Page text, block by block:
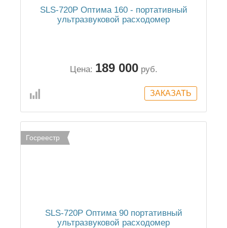
SLS-720P Оптима 160 - портативный
ультразвуковой расходомер
Цена: 189 000 руб.
Госреестр
SLS-720P Оптима 90 портативный
ультразвуковой расходомер